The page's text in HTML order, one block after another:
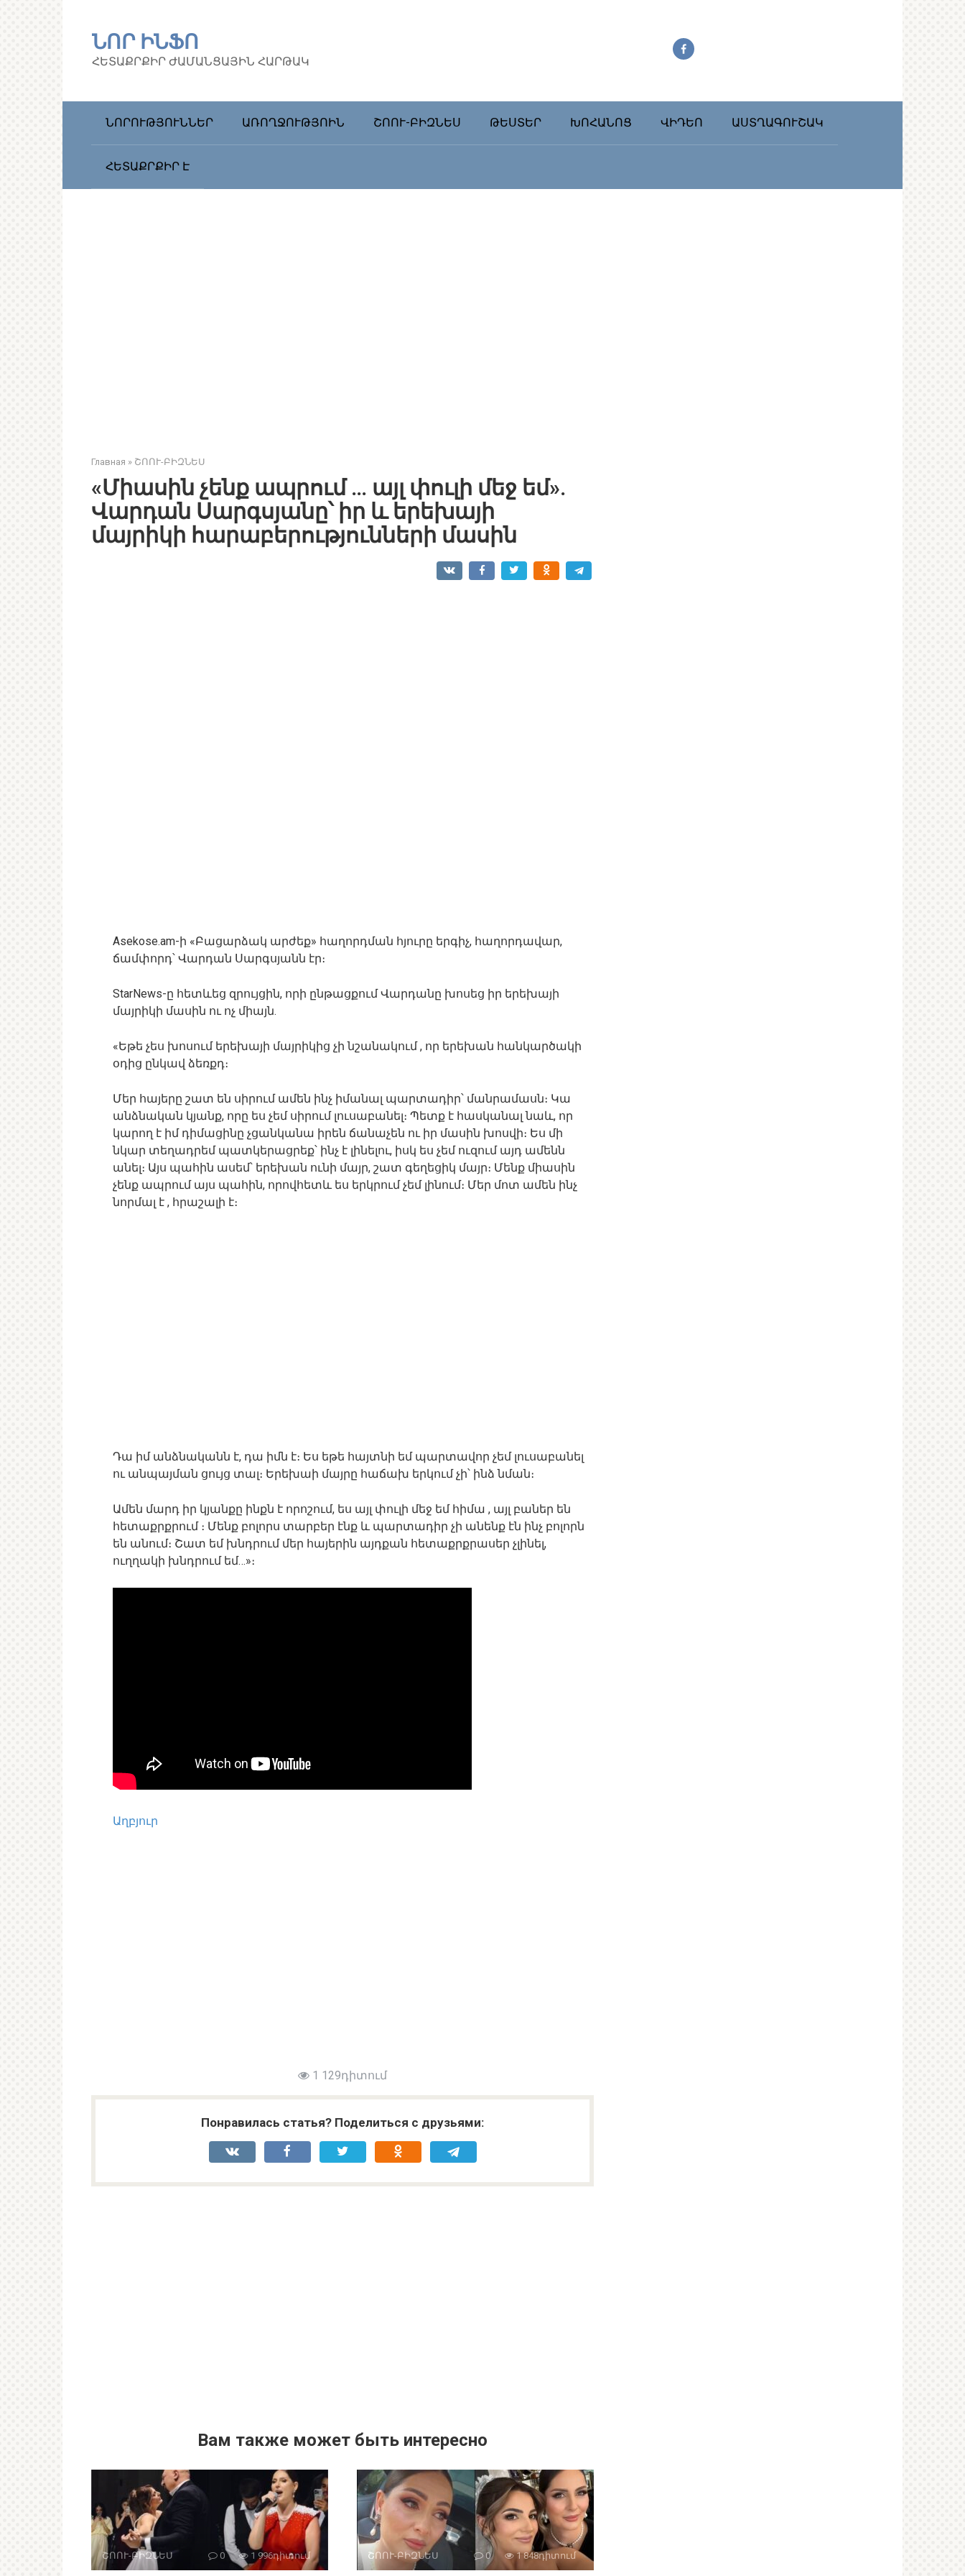
ՆՈՐ ԻՆՖՈ
ՀԵՏԱՔՐՔԻՐ ԺԱՄԱՆՑԱՅԻՆ ՀԱՐԹԱԿ
ՆՈՐՈՒԹՅՈՒՆՆԵՐ ԱՌՈՂՋՈՒԹՅՈԻՆ ՇՈՈՒ-ԲԻԶՆԵՍ ԹԵՍՏԵՐ ԽՈՀԱՆՈՑ ՎԻԴԵՈ ԱՍՏՂԱԳՈՒՇԱԿ
ՀԵՏԱՔՐՔԻՐ Է
Главная » ՇՈՈՒ-ԲԻԶՆԵՍ
«Միասին չենք ապրում … այլ փուլի մեջ եմ».
Վարդան Սարգսյանը՝ իր և երեխայի
մայրիկի հարաբերությունների մասին
Asekose.am-ի «Բացարձակ արժեք» հաղորդման հյուրը երգիչ, հաղորդավար,
ճամփորդ՝ Վարդան Սարգսյանն էր։
StarNews-ը հետևեց զրույցին, որի ընթացքում Վարդանը խոսեց իր երեխայի
մայրիկի մասին ու ոչ միայն.
«Եթե չես խոսում երեխայի մայրիկից չի նշանակում , որ երեխան հանկարծակի
օդից ընկավ ձեռքդ։
Մեր հայերը շատ են սիրում ամեն ինչ իմանալ պարտադիր՝ մանրամասն։ Կա
անձնական կյանք, որը ես չեմ սիրում լուսաբանել։ Պետք է հասկանալ նաև, որ
կարող է իմ դիմացինը չցանկանա իրեն ճանաչեն ու իր մասին խոսվի։ Ես մի
նկար տեղադրեմ պատկերացրեք՝ ինչ է լինելու, իսկ ես չեմ ուզում այդ ամենն
անել։ Այս պահին ասեմ՝ երեխան ունի մայր, շատ գեղեցիկ մայր։ Մենք միասին
չենք ապրում այս պահին, որովհետև ես երկրում չեմ լինում։ Մեր մոտ ամեն ինչ
նորմալ է , հրաշալի է։
Դա իմ անձնականն է, դա իմն է։ Ես եթե հայտնի եմ պարտավոր չեմ լուսաբանել
ու անպայման ցույց տալ։ Երեխաի մայրը հաճախ երկում չի՝ ինձ նման։
Ամեն մարդ իր կյանքը ինքն է որոշում, ես այլ փուլի մեջ եմ հիմա , այլ բաներ են
հետաքրքրում ։ Մենք բոլորս տարբեր էնք և պարտադիր չի անենք էն ինչ բոլորն
են անում։ Շատ եմ խնդրում մեր հայերին այդքան հետաքրքրասեր չլինել,
ուղղակի խնդրում եմ…»։
Աղբյուր
1 129դիտում
Понравилась статья? Поделиться с друзьями:
Вам также может быть интересно
ՇՈՈՒ-ԲԻԶՆԵՍ 0 1 996դիտում ՇՈՈՒ-ԲԻԶՆԵՍ 0 1 848դիտում